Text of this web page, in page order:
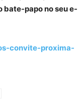
bate-papo no seu e-
convite-proxima-